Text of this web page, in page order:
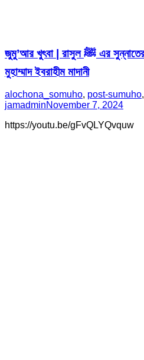
জুমু’আর খুৎবা | রাসুল ﷺ এর সুন্নাতের গুরুত্ব ও প্রয়োজনীয়তা | শাইখ
মুহাম্মাদ ইবরাহীম মাদানী
alochona_somuho, post-sumuho,
jamadminNovember 7, 2024
https://youtu.be/gFvQLYQvquw